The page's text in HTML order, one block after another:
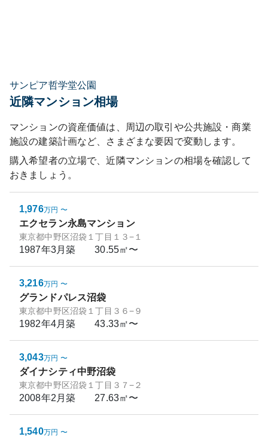
サンピア哲学堂公園
近隣マンション相場
マンションの資産価値は、周辺の取引や公共施設・商業
施設の建築計画など、さまざまな要因で変動します。
購入希望者の立場で、近隣マンションの相場を確認して
おきましょう。
1,976万円 〜
エクセラン永島マンション
東京都中野区沼袋１丁目１３−１
1987年3月築 30.55㎡〜
3,216万円 〜
グランドパレス沼袋
東京都中野区沼袋１丁目３６−９
1982年4月築 43.33㎡〜
3,043万円 〜
ダイナシティ中野沼袋
東京都中野区沼袋１丁目３７−２
2008年2月築 27.63㎡〜
1,540万円 〜